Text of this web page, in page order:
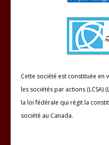
Cette société est constituée en
les sociétés par actions (LCSA)
la loi fédérale qui régit la
société au Canada.